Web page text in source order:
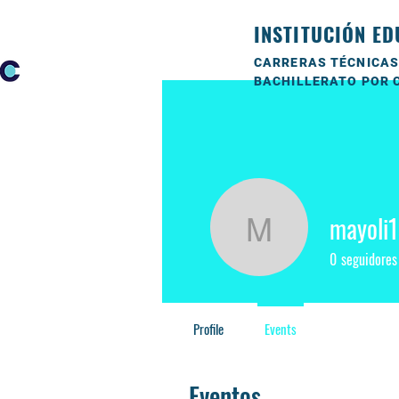
INSTITUCIÓN
CARRERAS
BACHILLERATO POR
0 seguidores
Profile Events